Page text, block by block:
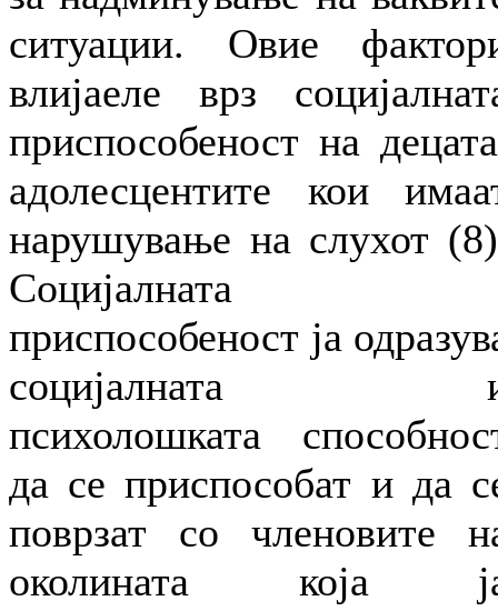
ситуации. Овие
влијаеле врз
приспособеност на
адолесцентите кои
нарушување на слухот
Социјалната
приспособеност ја
социјалната
психолошката
да се приспособат и да
поврзат со членовите
околината која